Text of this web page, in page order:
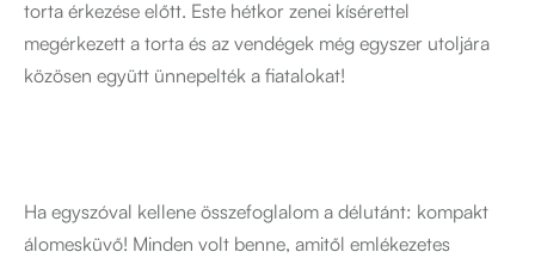
torta érkezése előtt. Este hétkor zenei kísérettel
megérkezett a torta és az vendégek még egyszer utoljára
közösen együtt ünnepelték a fiatalokat!
Ha egyszóval kellene összefoglalom a délutánt: kompakt
álomesküvő! Minden volt benne, amitől emlékezetes